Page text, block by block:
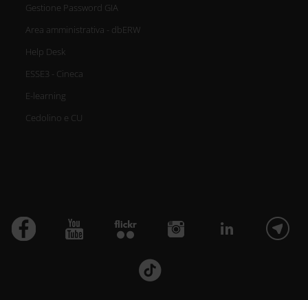
Gestione Password GIA
Area amministrativa - dbERW
Help Desk
ESSE3 - Cineca
E-learning
Cedolino e CU